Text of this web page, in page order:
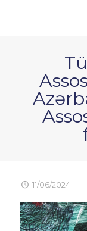
11/06/2024